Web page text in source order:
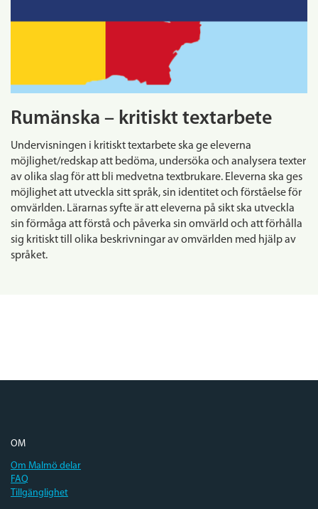
Rumänska – kritiskt textarbete
Undervisningen i kritiskt textarbete ska ge eleverna
möjlighet/redskap att bedöma, undersöka och analysera texter
av olika slag för att bli medvetna textbrukare. Eleverna ska ges
möjlighet att utveckla sitt språk, sin identitet och förståelse för
omvärlden. Lärarnas syfte är att eleverna på sikt ska utveckla
sin förmåga att förstå och påverka sin omvärld och att förhålla
sig kritiskt till olika beskrivningar av omvärlden med hjälp av
språket.
OM
Om Malmö delar
FAQ
Tillgänglighet